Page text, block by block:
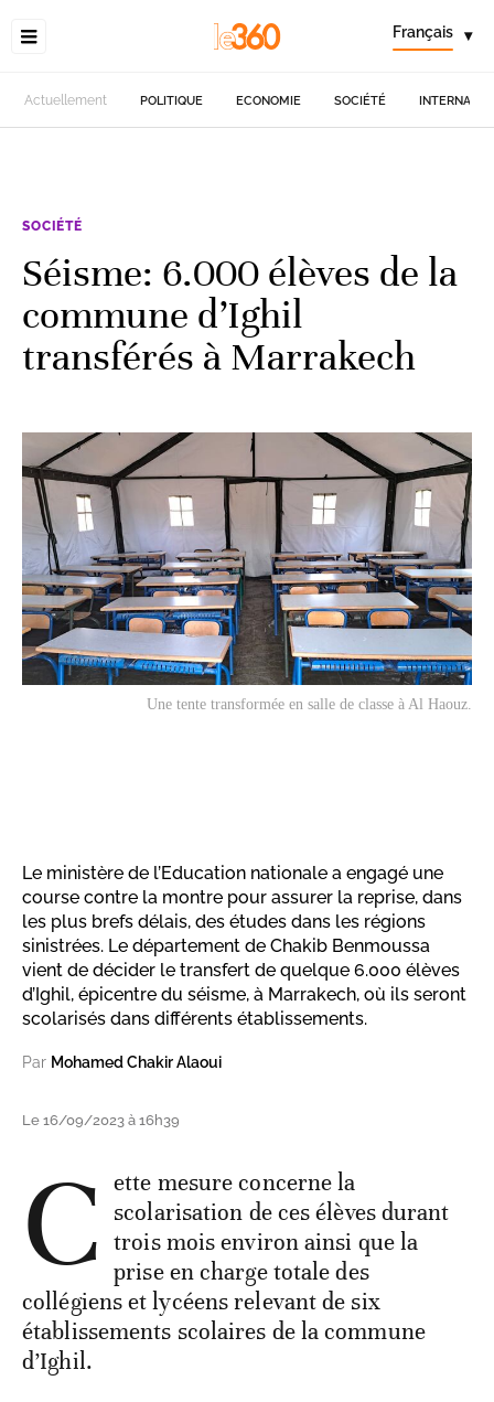
Français ▾
Actuellement POLITIQUE ECONOMIE SOCIÉTÉ
SOCIÉTÉ
Séisme: 6.000 élèves de la
commune d’Ighil
transférés à Marrakech
Une tente transformée en salle de classe à Al Haouz.
Le ministère de l’Education nationale a engagé une
course contre la montre pour assurer la reprise, dans
les plus brefs délais, des études dans les régions
sinistrées. Le département de Chakib Benmoussa
vient de décider le transfert de quelque 6.000 élèves
d’Ighil, épicentre du séisme, à Marrakech, où ils seront
scolarisés dans différents établissements.
Par Mohamed Chakir Alaoui
Le 16/09/2023 à 16h39
C ette mesure concerne la
scolarisation de ces élèves durant
trois mois environ ainsi que la
prise en charge totale des
collégiens et lycéens relevant de six
établissements scolaires de la commune
d’Ighil.